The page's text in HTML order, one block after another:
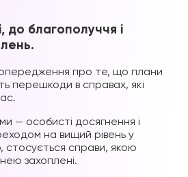
до благополуччя і
про те, що плани
перешкоди в справах, які
— особисті досягнення і
на вищий рівень у
стосується справи, якою
захоплені.